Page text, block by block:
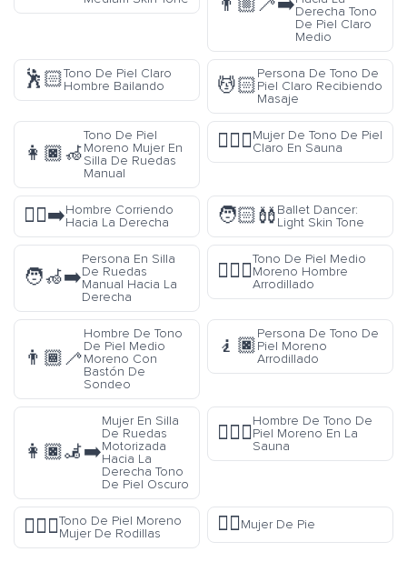
👨🏼‍🦯‍➡️Derecha Tono
De Piel Claro
Medio
🕺🏻Tono De Piel Claro
Hombre Bailando
💆🏻
Persona De Tono De
Piel Claro Recibiendo
Masaje
👩🏿‍🦽
Tono De Piel
Moreno Mujer En
Silla De Ruedas
Manual
🧖🏻‍♀️Mujer De Tono De Piel
Claro En Sauna
🏃‍♂️‍➡️Hombre Corriendo
Hacia La Derecha
🧑🏻‍🩰Ballet Dancer:
Light Skin Tone
🧑‍🦽‍➡️
Persona En Silla
De Ruedas
Manual Hacia La
Derecha
🧎🏾‍♂️
Tono De Piel Medio
Moreno Hombre
Arrodillado
👨🏾‍🦯
Hombre De Tono
De Piel Medio
Moreno Con
Bastón De
Sondeo
🧎🏿
Persona De Tono De
Piel Moreno
Arrodillado
👩🏿‍🦼‍➡️
Mujer En Silla
De Ruedas
Motorizada
Hacia La
Derecha Tono
De Piel Oscuro
🧖🏿‍♂️
Hombre De Tono De
Piel Moreno En La
Sauna
🧎🏿‍♀️Tono De Piel Moreno
Mujer De Rodillas
🧍‍♀️Mujer De Pie